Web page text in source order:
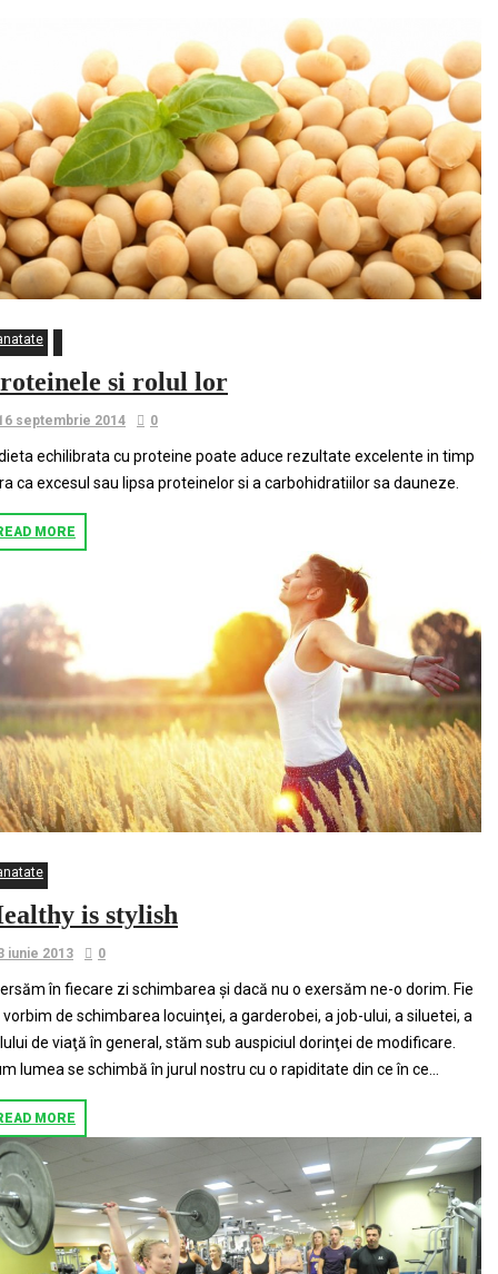
si rolul lor
septembrie 2014 0
echilibrata cu proteine poate aduce rezultate excelente in timp
ca excesul sau lipsa proteinelor si a carbohidratiilor sa dauneze.
MORE
is stylish
iunie 2013 0
în fiecare zi schimbarea şi dacă nu o exersăm ne-o dorim. Fie
vorbim de schimbarea locuinţei, a garderobei, a job-ului, a siluetei, a
de viaţă în general, stăm sub auspiciul dorinţei de modificare.
lumea se schimbă în jurul nostru cu o rapiditate din ce în ce...
MORE